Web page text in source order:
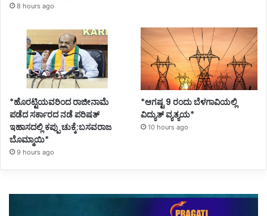
8 hours ago
*ಹೊರಟ್ಟಿಯವರಿಂದ ರಾಜೀನಾಮೆ
ಪಡೆದ ಸರ್ಕಾರದ ನಡೆ ಪರಿಷತ್
ಇಹಾಸದಲ್ಲಿ ಕಪ್ಪು ಚುಕ್ಕೆ:ಬಸವರಾಜ
ಬೊಮ್ಮಾಯಿ*
9 hours ago
*ಆಗಷ್ಟ 9 ರಂದು ಬೆಳಗಾವಿಯಲ್ಲಿ
ವಿದ್ಯುತ್ ವ್ಯತ್ಯಯ*
10 hours ago